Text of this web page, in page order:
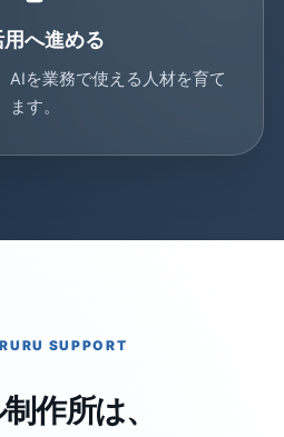
へ進める
AIを業務で使える人材を育て
ます。
SUPPORT
作所は、